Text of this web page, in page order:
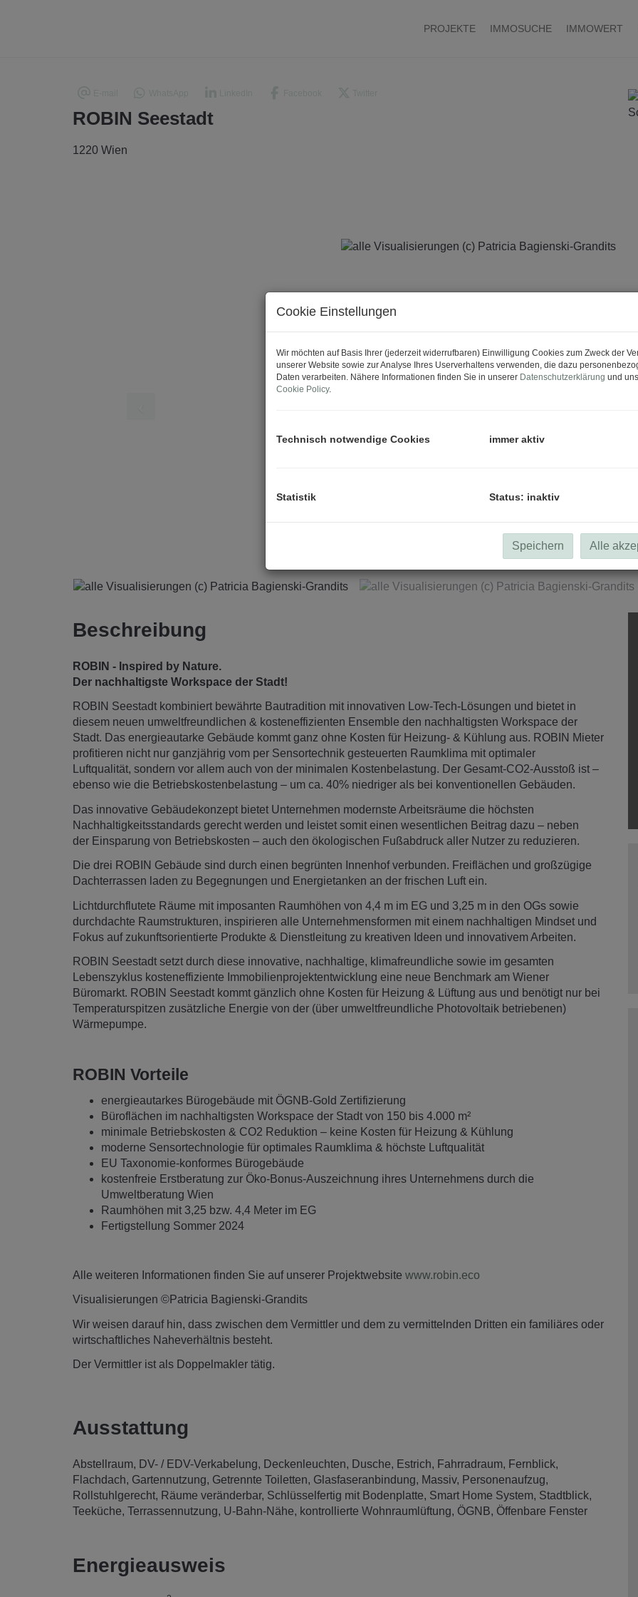
PROJEKTE IMMOSUCHE IMMOWERT
ROBIN Seestadt
1220 Wien
alle
Beschreibung
ROBIN - Inspired by Nature.
Der nachhaltigste Workspace der Stadt!
ROBIN Seestadt kombiniert bewährte Bautradition mit innovativen Low-Tech-Lösungen und bietet in
diesem neuen umweltfreundlichen & kosteneffizienten Ensemble den nachhaltigsten Workspace der
Stadt. Das energieautarke Gebäude kommt ganz ohne Kosten für Heizung- & Kühlung aus. ROBIN Mieter
profitieren nicht nur ganzjährig vom per Sensortechnik gesteuerten Raumklima mit optimaler
Luftqualität, sondern vor allem auch von der minimalen Kostenbelastung. Der Gesamt-CO2-Ausstoß ist –
ebenso wie die Betriebskostenbelastung – um ca. 40% niedriger als bei konventionellen Gebäuden.
Das innovative Gebäudekonzept bietet Unternehmen modernste Arbeitsräume die höchsten
Nachhaltigkeitsstandards gerecht werden und leistet somit einen wesentlichen Beitrag dazu – neben
der Einsparung von Betriebskosten – auch den ökologischen Fußabdruck aller Nutzer zu reduzieren.
Die drei ROBIN Gebäude sind durch einen begrünten Innenhof verbunden. Freiflächen und großzügige
Dachterrassen laden zu Begegnungen und Energietanken an der frischen Luft ein.
Lichtdurchflutete Räume mit imposanten Raumhöhen von 4,4 m im EG und 3,25 m in den OGs sowie
durchdachte Raumstrukturen, inspirieren alle Unternehmensformen mit einem nachhaltigen Mindset und
Fokus auf zukunftsorientierte Produkte & Dienstleitung zu kreativen Ideen und innovativem Arbeiten.
ROBIN Seestadt setzt durch diese innovative, nachhaltige, klimafreundliche sowie im gesamten
Lebenszyklus kosteneffiziente Immobilienprojektentwicklung eine neue Benchmark am Wiener
Büromarkt. ROBIN Seestadt kommt gänzlich ohne Kosten für Heizung & Lüftung aus und benötigt nur bei
Temperaturspitzen zusätzliche Energie von der (über umweltfreundliche Photovoltaik betriebenen)
Wärmepumpe.
ROBIN Vorteile
energieautarkes Bürogebäude mit ÖGNB-Gold Zertifizierung
Büroflächen im nachhaltigsten Workspace der Stadt von 150 bis 4.000 m²
minimale Betriebskosten & CO2 Reduktion – keine Kosten für Heizung & Kühlung
moderne Sensortechnologie für optimales Raumklima & höchste Luftqualität
EU Taxonomie-konformes Bürogebäude
kostenfreie Erstberatung zur Öko-Bonus-Auszeichnung ihres Unternehmens durch die
Umweltberatung Wien
Raumhöhen mit 3,25 bzw. 4,4 Meter im EG
Fertigstellung Sommer 2024
Alle weiteren Informationen finden Sie auf unserer Projektwebsite www.robin.eco
Visualisierungen ©Patricia Bagienski-Grandits
Wir weisen darauf hin, dass zwischen dem Vermittler und dem zu vermittelnden Dritten ein familiäres oder
wirtschaftliches Naheverhältnis besteht.
Der Vermittler ist als Doppelmakler tätig.
Ausstattung
Abstellraum DV- / EDV-Verkabelung Deckenleuchten Dusche Estrich Fahrradraum
Fernblick
Flachdach Gartennutzung Getrennte Toiletten Glasfaseranbindung Massiv
Personenaufzug
Rollstuhlgerecht
Räume veränderbar Schlüsselfertig mit Bodenplatte Smart Home System Stadtblick
Teeküche Terrassennutzung U-Bahn-Nähe kontrollierte Wohnraumlüftung ÖGNB Öffenbare Fenster
Energieausweis
Cookie Einstellungen
Wir möchten auf Basis Ihrer (jederzeit widerrufbaren) Einwilligung Cookies zum Zweck der
unserer Website sowie zur Analyse Ihres Userverhaltens verwenden, die dazu
Daten verarbeiten. Nähere Informationen finden Sie in unserer Datenschutzerklärung und
Cookie Policy.
Technisch notwendige Cookies immer aktiv
Statistik Status: inaktiv
Speichern Alle